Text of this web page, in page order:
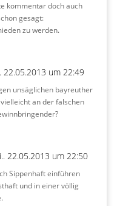
kommentar doch auch
gesagt:
zu werden.
22.05.2013 um 22:49
unsäglichen bayreuther
an der falschen
22.05.2013 um 22:50
Sippenhaft einführen
und in einer völlig